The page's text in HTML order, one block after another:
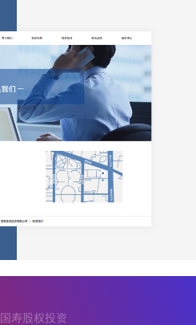
国寿股权投资